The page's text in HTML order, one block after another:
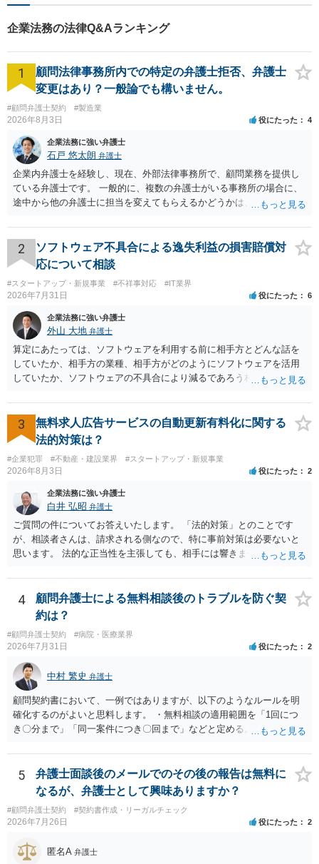
ムーズな明け渡し請求で依頼
者さまの被害を最小限に抑え
る」
企業法務の法律Q&Aランキング
1
顧問法律事務所内での特定の弁護士拒否、弁護士
変更はあり？一般論でも構いません。
#顧問弁護士契約 #製造業
2026年8月3日 役にたった 4
企業法務に強い弁護士
石戸 悠太朗 弁護士
企業内弁護士を経験し、現在、外部法律事務所で、顧問業務を提供し
ている弁護士です。 一般的に、複数の弁護士がいる事務所の場合に、
途中から他の弁護士に担当を変えてもらえるかどうかは、当該事務所
が不満を抱いている弁護士を担当にすることは望ましくないため、別
の弁護士に変更するのが通常でしょう。それでも、担当弁護士を変え
てくれない場合は、他の弁護士の担当案件が一般で担当を変えられな
いなどの事情があるかと思います。 担当弁護士が変わらず、仕事内容
も改善されない場合には、決済権限を持つ上司に相談し、顧問契約自
体を見直すのが一番かと思います。
2
ソフトウェア不具合による逸失利益の損害賠償対
応について相談
#スタートアップ・新規事業 #不祥事対応 #IT業界
2026年7月31日 役にたった 6
企業法務に強い弁護士
外山 大地 弁護士
算定にあたっては、ソフトウェアを利用する前に相手方とどんな話を
していたか、相手方の業種、相手方がどのようにソフトウェアを活用
していたか、ソフトウェアの不具合により減るであろう相手方の将来
ます。 すでに王先生からも回答されている通り、最寄りの弁護士に相
談されることをお勧めします。
3
無料求人広告サービスの自動更新有料化に関する
法的対策は？
#企業犯罪 #不動産・建設業界 #スタートアップ・新規事業
2026年8月3日 役にたった 2
企業法務に強い弁護士
白井 弘昭 弁護士
ご質問の件についてお答えいたします。 「法的対策」とのことです
が、相談者さんは、請求される側なので、特に事前対策は必要ないと
思います。 法的な正当性を主張しても、相手には響きません。そもそ
的手段として裁判（おそらく少額訴訟）をするかどうかの問題ですの
で、訴訟を提起してきたら粛々と対応することになります。 少額訴訟
は、１人（１社）年間１０回までしかできないので、こちらが毅然と
支払いを拒否すれば、少額訴訟を提起する可能性は、低いものと思わ
れます。 ただ、裁判を東京などの遠隔地で起こされますと、対応する
だけで費用がかかりますので、難しいところです。 当事者での対応で
すと、押し負けて支払うかもと考えますので、弁護士に依頼するなど
して対応をすれば、より裁判をしてくる可能性は減りますが、当然費
用がかかります。 毅然と拒否して後は裁判するならしてくださいの対
応、弁護士に依頼して同様の対応、裁判してきたら、従業員にて粛々
と対応のどれかを選択することになります。 以上、ご参考まで。
4
顧問弁護士による無料相談後のトラブルを防ぐ契
約は？
#顧問弁護士契約 #病院・医療業界
2026年7月31日 役にたった 2
中村 繁史 弁護士
顧問契約書において、一例ではありますが、以下のようなルールを明
確化するのがよいと思料します。 ・無料相談の適用範囲を「1回につ
き〇分まで」「同一案件につき〇回まで」などと定める。 ・無料相談
ず、継続して対応する場合は「個別受任（有料契約）」が必要であ
る。 ・無料相談から個別の事件処理へ移行する場合は、弁護士と従業
員との間で必ず個別の委任契約書を締結し、着手金や報酬等の費用体
系を事前に明示する手続を義務付ける。 相談料が無料であっても、法
律相談という法的サービスを提供する以上、弁護士は善良な管理者の
注意をもって対応する義務（善管注意義務）を負うものと思料しま
す。したがって、著しく不誠実な対応、放置、あるいは誤った不当な
回答を繰り返したような場合には、弁護士法上の誠実義務違反や品位
5
弁護士面談後のメールでのその後の報告は無料に
なるが、弁護士として興味ありますか？
#顧問弁護士契約 #契約書作成・リーガルチェック
2026年7月26日 役にたった 2
匿名A 弁護士